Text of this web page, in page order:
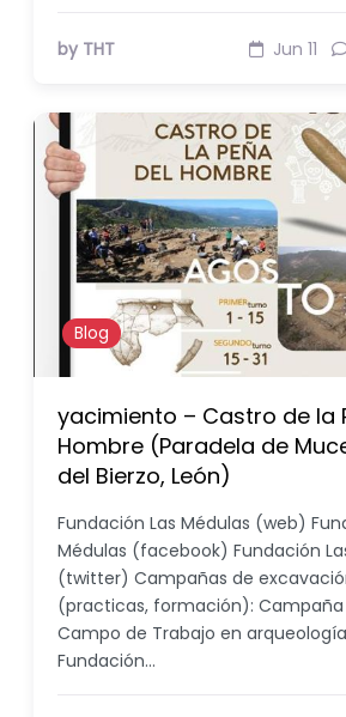
by THT Jun 11
Blog
yacimiento – Castro de la
Hombre (Paradela de
del Bierzo, León)
Fundación Las Médulas (web)
Médulas (facebook) Fundación
(twitter) Campañas de
(practicas, formación): Campaña
Campo de Trabajo en
Fundación…